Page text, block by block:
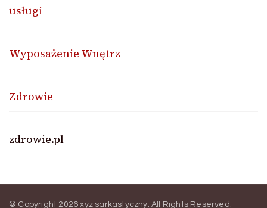
usługi
Wyposażenie Wnętrz
Zdrowie
zdrowie.pl
© Copyright 2026xyz sarkastyczny. All Rights Reserved.